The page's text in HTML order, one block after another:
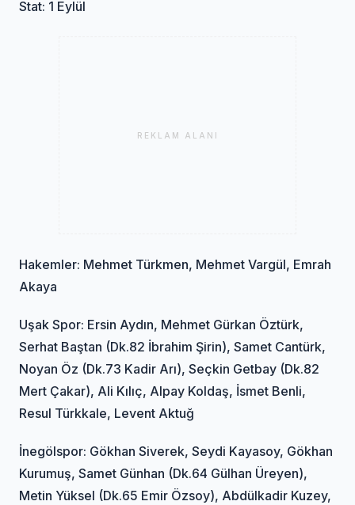
Stat: 1 Eylül
REKLAM ALANI
Hakemler: Mehmet Türkmen, Mehmet Vargül, Emrah
Akaya
Uşak Spor: Ersin Aydın, Mehmet Gürkan Öztürk,
Serhat Baştan (Dk.82 İbrahim Şirin), Samet Cantürk,
Noyan Öz (Dk.73 Kadir Arı), Seçkin Getbay (Dk.82
Mert Çakar), Ali Kılıç, Alpay Koldaş, İsmet Benli,
Resul Türkkale, Levent Aktuğ
İnegölspor: Gökhan Siverek, Seydi Kayasoy, Gökhan
Kurumuş, Samet Günhan (Dk.64 Gülhan Üreyen),
Metin Yüksel (Dk.65 Emir Özsoy), Abdülkadir Kuzey,